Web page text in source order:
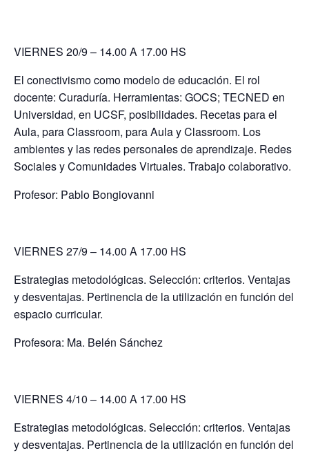
VIERNES 20/9 – 14.00 A 17.00 HS
El conectivismo como modelo de educación. El rol
docente: Curaduría. Herramientas: GOCS; TECNED en
Universidad, en UCSF, posibilidades. Recetas para el
Aula, para Classroom, para Aula y Classroom. Los
ambientes y las redes personales de aprendizaje. Redes
Sociales y Comunidades Virtuales. Trabajo colaborativo.
Profesor: Pablo Bongiovanni
VIERNES 27/9 – 14.00 A 17.00 HS
Estrategias metodológicas. Selección: criterios. Ventajas
y desventajas. Pertinencia de la utilización en función del
espacio curricular.
Profesora: Ma. Belén Sánchez
VIERNES 4/10 – 14.00 A 17.00 HS
Estrategias metodológicas. Selección: criterios. Ventajas
y desventajas. Pertinencia de la utilización en función del